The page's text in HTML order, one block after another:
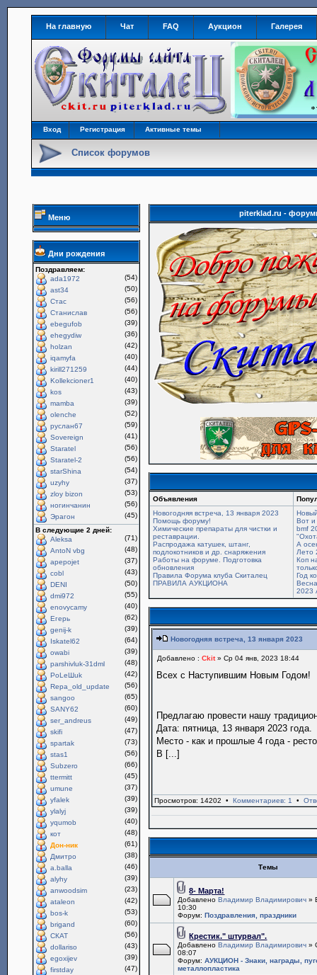
На главную Чат FAQ Аукцион Галерея
Вход Регистрация Активные темы
Список форумов
Меню
Дни рождения
Поздравляем:
ada1972
(54)
ast34
(50)
Стас
(56)
Станислав
(56)
ebegufob
(39)
ehegydiw
(36)
holzan
(42)
iqamyfa
(40)
kirill271259
(44)
Kollekcioner1
(40)
kos
(43)
mamba
(39)
olenche
(52)
руслан67
(59)
Sovereign
(41)
Staratel
(56)
Staratel-2
(56)
starShina
(54)
uzyhy
(37)
zloy bizon
(53)
ногинчанин
(56)
Эрагон
(45)
В следующие 2 дней:
Aleksa
(71)
AntoN vbg
(48)
apepojet
(37)
cobl
(43)
DENI
(50)
dmi972
(55)
enovycamy
(40)
Егерь
(62)
genij-k
(39)
Iskatel62
(64)
owabi
(39)
parshivluk-31dml
(48)
PoLeШuk
(42)
Repa_old_update
(56)
sangoo
(65)
SANY62
(60)
ser_andreus
(49)
skifi
(47)
spartak
(73)
stas1
(56)
Subzero
(66)
ttermitt
(45)
umune
(37)
yfalek
(39)
ylalyj
(39)
yqumob
(40)
кот
(48)
Дон-ник
(61)
Дмитро
(38)
a.balla
(46)
alyhy
(39)
anwoodsim
(23)
ataleon
(42)
bos-k
(53)
brigand
(60)
СКАТ
(56)
dollariso
(43)
egoxijev
(39)
firstday
(47)
piterklad.ru -
Объявления
Новогодняя встреча, 13 января 2023
Помощь форуму!
Химические препараты для чистки и
реставрации.
Распродажа катушек, штанг,
подлокотников и др. снаряжения
Работы на форуме. Подготовка
обновления
Правила Форума клуба Скиталец
ПРАВИЛА АУКЦИОНА
Вот и
bmf
А
Лето
Коп
Год
2023
Новогодняя встреча, 13 января 2023
Добавлено :Ckit» Ср 04 янв, 2023 18:44
Всех с Наступившим Новым Годом!
Предлагаю провести нашу
Дата: пятница, 13 января 2023 года.
Место - как и прошлые 4 года -
В [...]
Просмотров: 14202 •Комментариев: 1 •
Темы
8- Марта!
ДобавленоВладимир Владимирович »
10:30
Форум:Поздравления, праздники
Крестик." штурвал".
ДобавленоВладимир Владимирович »
08:07
Форум:АУКЦИОН - Знаки, награды,
металлопластика